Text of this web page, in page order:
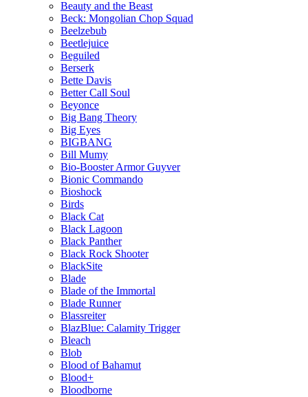
Beauty and the Beast
Beck: Mongolian Chop Squad
Beelzebub
Beetlejuice
Beguiled
Berserk
Bette Davis
Better Call Soul
Beyonce
Big Bang Theory
Big Eyes
BIGBANG
Bill Mumy
Bio-Booster Armor Guyver
Bionic Commando
Bioshock
Birds
Black Cat
Black Lagoon
Black Panther
Black Rock Shooter
BlackSite
Blade
Blade of the Immortal
Blade Runner
Blassreiter
BlazBlue: Calamity Trigger
Bleach
Blob
Blood of Bahamut
Blood+
Bloodborne